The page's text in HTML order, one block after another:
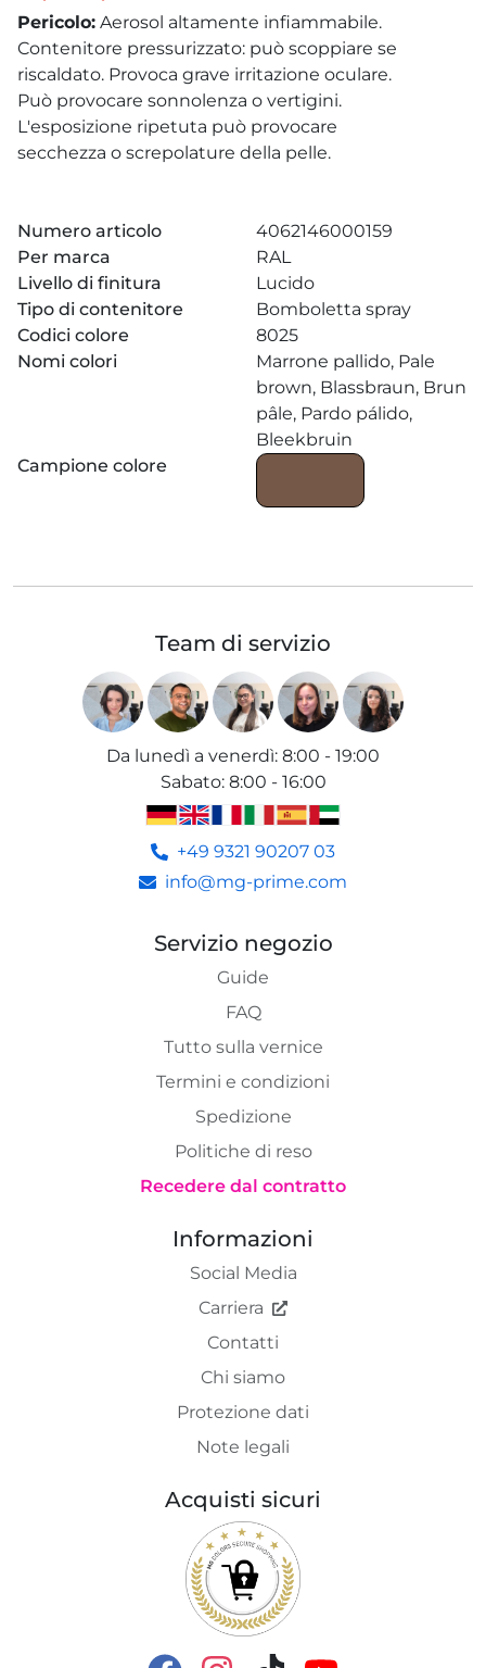
Pericolo: Aerosol altamente infiammabile.
Contenitore pressurizzato: può scoppiare se
riscaldato. Provoca grave irritazione oculare.
Può provocare sonnolenza o vertigini.
L'esposizione ripetuta può provocare
secchezza o screpolature della pelle.
Numero articolo
4062146000159
Per marca
RAL
Livello di finitura
Lucido
Tipo di contenitore
Bomboletta spray
Codici colore
8025
Nomi colori
Marrone pallido, Pale
brown, Blassbraun, Brun
pâle, Pardo pálido,
Bleekbruin
Campione colore
Team di servizio
Da lunedì a venerdì: 8:00 - 19:00
Sabato: 8:00 - 16:00
+49 9321 90207 03
info@mg-prime.com
Servizio negozio
Guide
FAQ
Tutto sulla vernice
Termini e condizioni
Spedizione
Politiche di reso
Recedere dal contratto
Informazioni
Social Media
Carriera
Contatti
Chi siamo
Protezione dati
Note legali
Acquisti sicuri